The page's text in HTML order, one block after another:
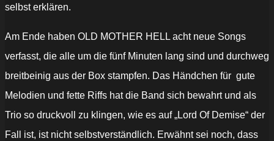
selbst erklären.
Am Ende haben OLD MOTHER HELL acht neue Songs
verfasst, die alle um die fünf Minuten lang sind und durchweg
breitbeinig aus der Box stampfen. Das Händchen für gute
Melodien und fette Riffs hat die Band sich bewahrt und als
Trio so druckvoll zu klingen, wie es auf „Lord Of Demise“ der
Fall ist, ist nicht selbstverständlich. Erwähnt sei noch, dass